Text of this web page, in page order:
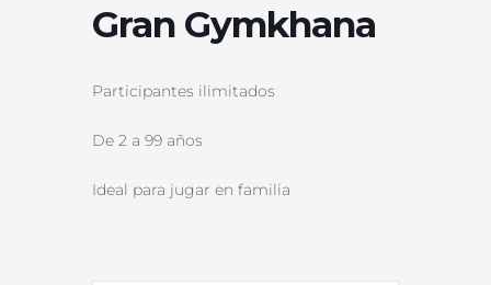
Gran Gymkhana
Participantes ilimitados
De 2 a 99 años
Ideal para jugar en familia